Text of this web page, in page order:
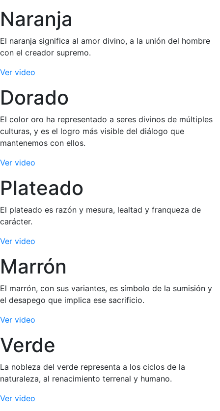
Naranja
El naranja significa al amor divino, a la unión del hombre
con el creador supremo.
Ver video
Dorado
El color oro ha representado a seres divinos de múltiples
culturas, y es el logro más visible del diálogo que
mantenemos con ellos.
Ver video
Plateado
El plateado es razón y mesura, lealtad y franqueza de
carácter.
Ver video
Marrón
El marrón, con sus variantes, es símbolo de la sumisión y
el desapego que implica ese sacrificio.
Ver video
Verde
La nobleza del verde representa a los ciclos de la
naturaleza, al renacimiento terrenal y humano.
Ver video